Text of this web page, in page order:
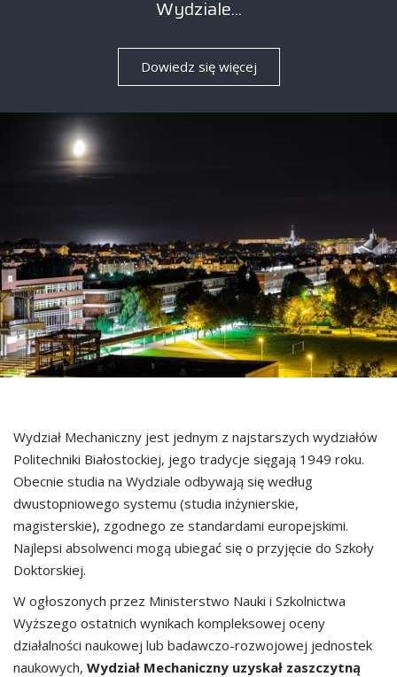
Wydziale...
Dowiedz się więcej
Wydział Mechaniczny jest jednym z najstarszych wydziałów
Politechniki Białostockiej, jego tradycje sięgają 1949 roku.
Obecnie studia na Wydziale odbywają się według
dwustopniowego systemu (studia inżynierskie,
magisterskie), zgodnego ze standardami europejskimi.
Najlepsi absolwenci mogą ubiegać się o przyjęcie do Szkoły
Doktorskiej.
W ogłoszonych przez Ministerstwo Nauki i Szkolnictwa
Wyższego ostatnich wynikach kompleksowej oceny
działalności naukowej lub badawczo-rozwojowej jednostek
naukowych, Wydział Mechaniczny uzyskał zaszczytną